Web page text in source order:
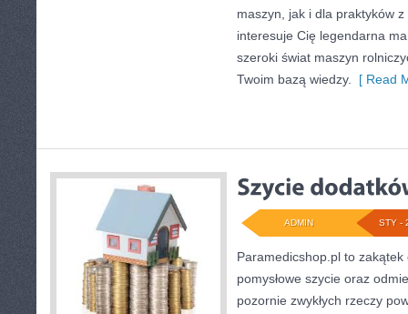
maszyn, jak i dla praktyków
interesuje Cię legendarna
szeroki świat maszyn
Twoim bazą wiedzy.
[ Read
STY -
ADMIN
Paramedicshop.pl to
pomysłowe szycie oraz
pozornie zwykłych rzeczy